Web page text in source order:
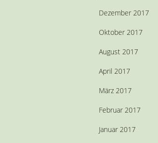
Dezember 2017
Oktober 2017
August 2017
April 2017
März 2017
Februar 2017
Januar 2017